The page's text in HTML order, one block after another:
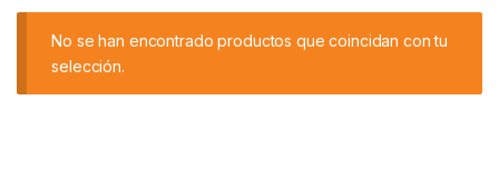
No se han encontrado productos que coincidan con tu
selección.